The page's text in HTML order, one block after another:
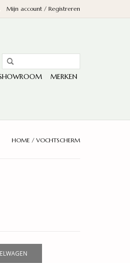
Mijn account / Registreren
MERKEN
HOME / VOCHTSCHERM